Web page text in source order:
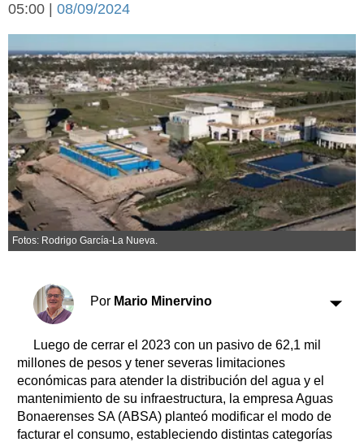
Espacio empresas
Sociedad y tiempo
libre
Sociedad
Tecnología
Turismo
Salud
Es viral
El tiempo
Cartón Lleno
Fúnebres
Horóscopo
Suplementos
Servicios
Farmacias
Transportes
Loterías
Datos Útiles
Fúnebres
05:00 | 08/09/2024
Fotos: Rodrigo García-La Nueva.
Por Mario Minervino
Luego de cerrar el 2023 con un pasivo de 62,1 mil
millones de pesos y tener severas limitaciones
económicas para atender la distribución del agua y el
mantenimiento de su infraestructura, la empresa Aguas
Bonaerenses SA (ABSA) planteó modificar el modo de
facturar el consumo, estableciendo distintas categorías